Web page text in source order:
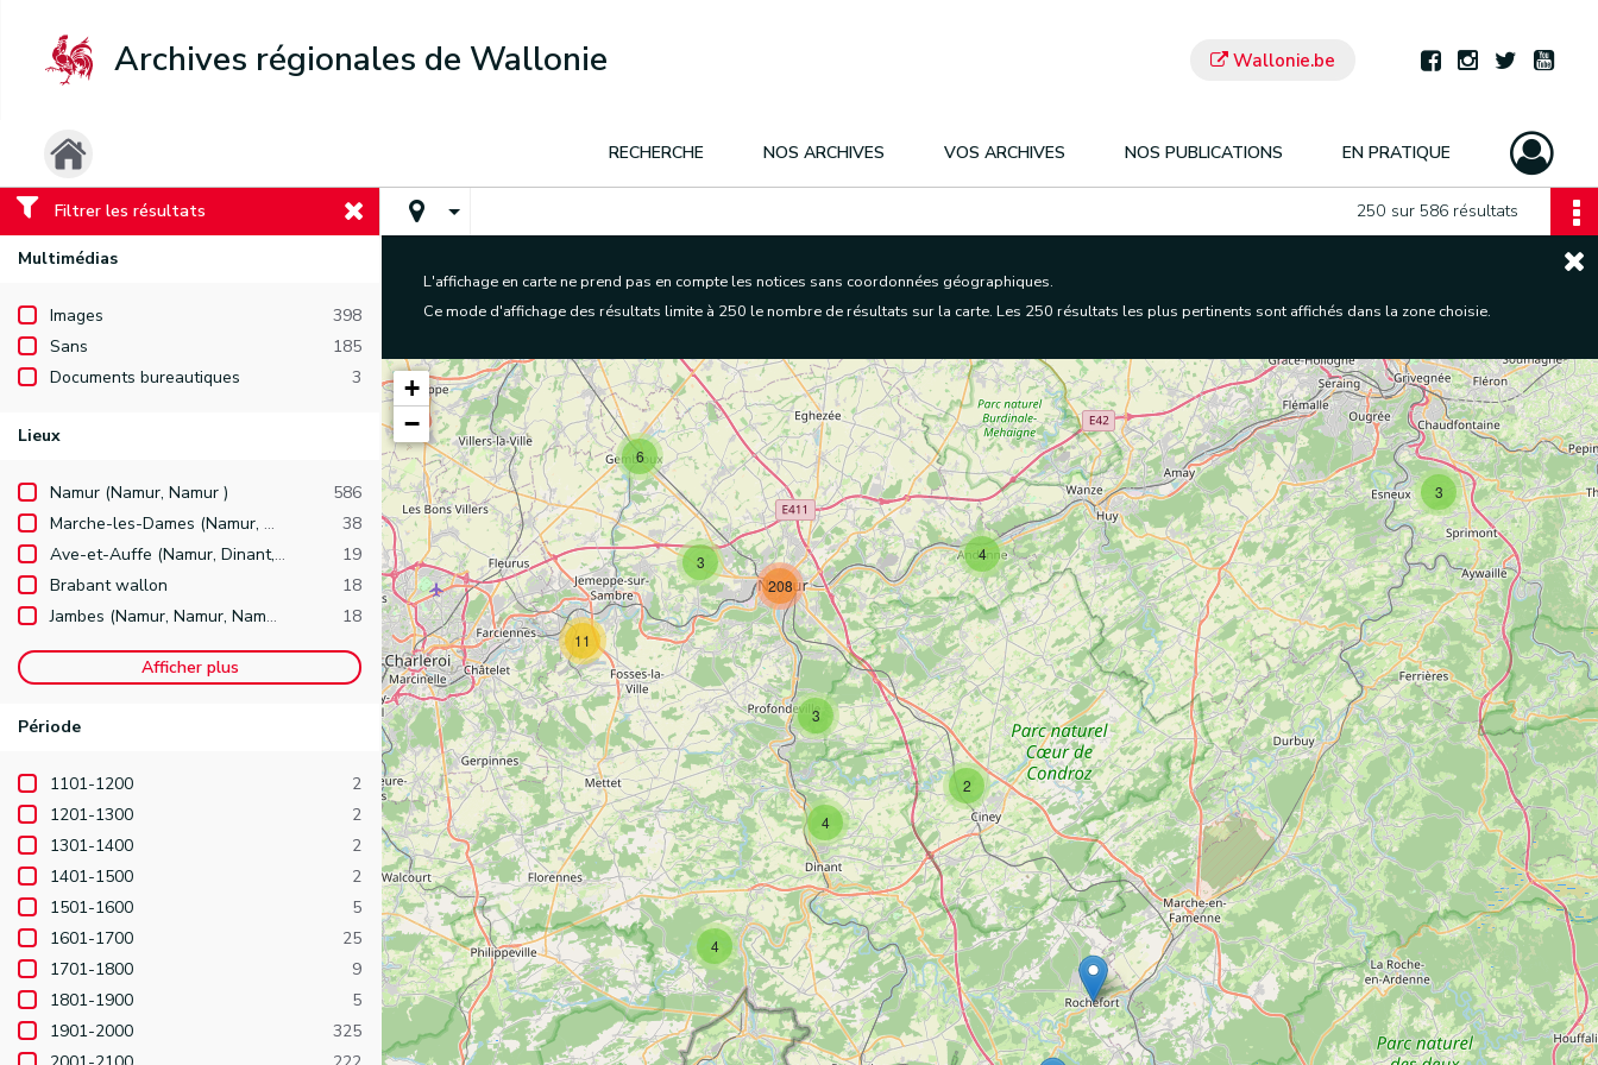
Archives régionales de Wallonie Wallonie.be
RECHERCHE NOS ARCHIVES VOS ARCHIVES NOS PUBLICATIONS EN PRATIQUE
Filtrer les résultats
Multimédias
Images
398
Sans
185
Documents bureautiques
3
Lieux
Namur (Namur, Namur )
586
Marche-les-Dames (Namur, Namur, Namur )
38
Ave-et-Auffe (Namur, Dinant, Rochefort)
19
Brabant wallon
18
Jambes (Namur, Namur, Namur )
18
Afficher plus
Période
1101-1200
2
1201-1300
2
1301-1400
2
1401-1500
2
1501-1600
5
1601-1700
25
1701-1800
9
1801-1900
5
1901-2000
325
250 sur 586 résultats
L'affichage en carte ne prend pas en compte les notices sans coordonnées géographiques.
Ce mode d'affichage des résultats limite à 250 le nombre de résultats sur la carte. Les 250 résultats les plus pertinents sont affichés dans la zone choisie.
3
4
2
3
4
4
6
11
3
208
+
−